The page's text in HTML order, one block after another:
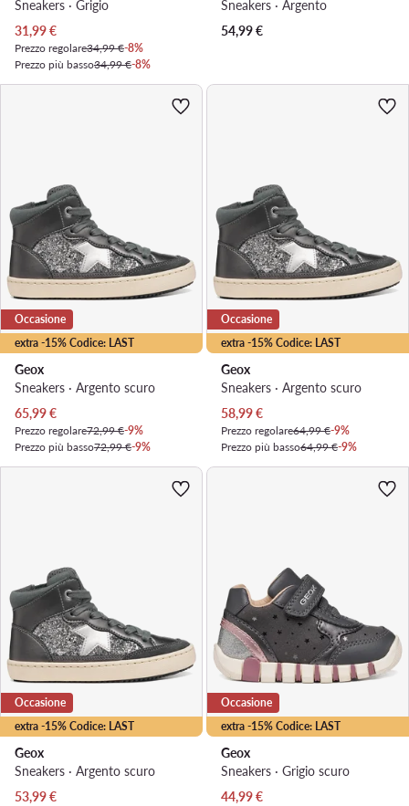
Sneakers · Grigio
Prezzo attuale
31,99€
Prezzo regolare34,99 €-8%
Prezzo più basso34,99 €-8%
Sneakers · Argento
54,99€
extra -15% Codice: LAST
Occasione
Geox
Sneakers · Argento scuro
Prezzo attuale
65,99€
Prezzo regolare72,99 €-9%
Prezzo più basso72,99 €-9%
extra -15% Codice: LAST
Occasione
Geox
Sneakers · Argento scuro
Prezzo attuale
58,99€
Prezzo regolare64,99 €-9%
Prezzo più basso64,99 €-9%
extra -15% Codice: LAST
Occasione
Geox
Sneakers · Argento scuro
Prezzo attuale
53,99€
extra -15% Codice: LAST
Occasione
Geox
Sneakers · Grigio scuro
Prezzo attuale
44,99€